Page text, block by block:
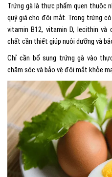
Trứng gà là thực phẩm quen thuộc
quý giá cho đôi mắt. Trong trứng
vitamin B12, vitamin D, lecithin
chất cần thiết giúp nuôi dưỡng và
Chỉ cần bổ sung trứng gà vào
chăm sóc và bảo vệ đôi mắt khỏe